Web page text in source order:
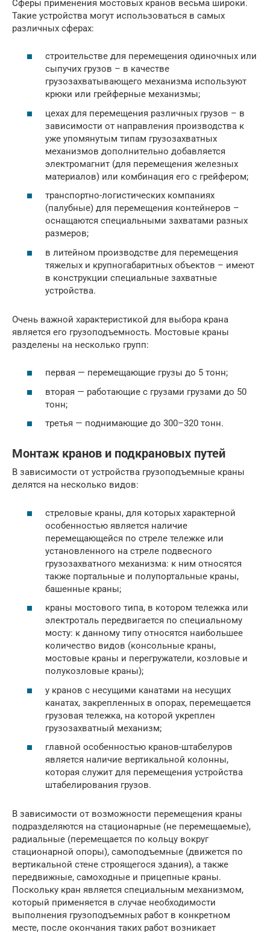
Сферы применения мостовых кранов весьма широки.
Такие устройства могут использоваться в самых
различных сферах:
строительстве для перемещения одиночных или
сыпучих грузов – в качестве
грузозахватывающего механизма используют
крюки или грейферные механизмы;
цехах для перемещения различных грузов – в
зависимости от направления производства к
уже упомянутым типам грузозахватных
механизмов дополнительно добавляется
электромагнит (для перемещения железных
материалов) или комбинация его с грейфером;
транспортно-логистических компаниях
(палубные) для перемещения контейнеров –
оснащаются специальными захватами разных
размеров;
в литейном производстве для перемещения
тяжелых и крупногабаритных объектов – имеют
в конструкции специальные захватные
устройства.
Очень важной характеристикой для выбора крана
является его грузоподъемность. Мостовые краны
разделены на несколько групп:
первая — перемещающие грузы до 5 тонн;
вторая — работающие с грузами грузами до 50
тонн;
третья — поднимающие до 300–320 тонн.
Монтаж кранов и подкрановых путей
В зависимости от устройства грузоподъемные краны
делятся на несколько видов:
стреловые краны, для которых характерной
особенностью является наличие
перемещающейся по стреле тележке или
установленного на стреле подвесного
грузозахватного механизма: к ним относятся
также портальные и полупортальные краны,
башенные краны;
краны мостового типа, в котором тележка или
электроталь передвигается по специальному
мосту: к данному типу относятся наибольшее
количество видов (консольные краны,
мостовые краны и перегружатели, козловые и
полукозловые краны);
у кранов с несущими канатами на несущих
канатах, закрепленных в опорах, перемещается
грузовая тележка, на которой укреплен
грузозахватный механизм;
главной особенностью кранов-штабелуров
является наличие вертикальной колонны,
которая служит для перемещения устройства
штабелирования грузов.
В зависимости от возможности перемещения краны
подразделяются на стационарные (не перемещаемые),
радиальные (перемещается по кольцу вокруг
стационарной опоры), самоподъемные (движется по
вертикальной стене строящегося здания), а также
передвижные, самоходные и прицепные краны.
Поскольку кран является специальным механизмом,
который применяется в случае необходимости
выполнения грузоподъемных работ в конкретном
месте, после окончания таких работ возникает